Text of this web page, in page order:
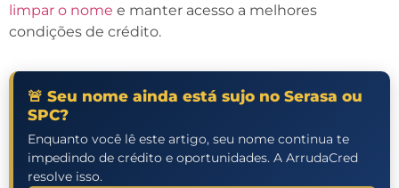
limpar o nome e manter acesso a melhores
condições de crédito.
🚨 Seu nome ainda está sujo no Serasa ou
SPC?
Enquanto você lê este artigo, seu nome continua te
impedindo de crédito e oportunidades. A ArrudaCred
resolve isso.